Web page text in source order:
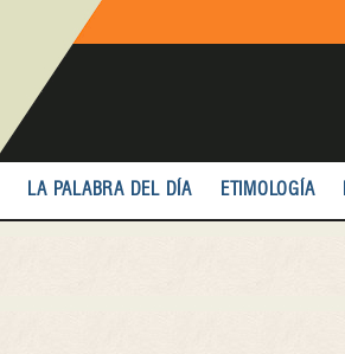
LA PALABRA DEL DÍA ETIMOLOGÍA